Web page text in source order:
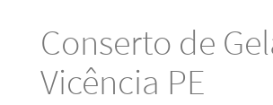
Conserto de
Vicência PE